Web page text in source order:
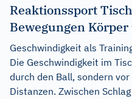
Reaktionssport
Bewegungen
Geschwindigkeit als
Die Geschwindigkeit im
durch den Ball, sondern
Distanzen. Zwischen